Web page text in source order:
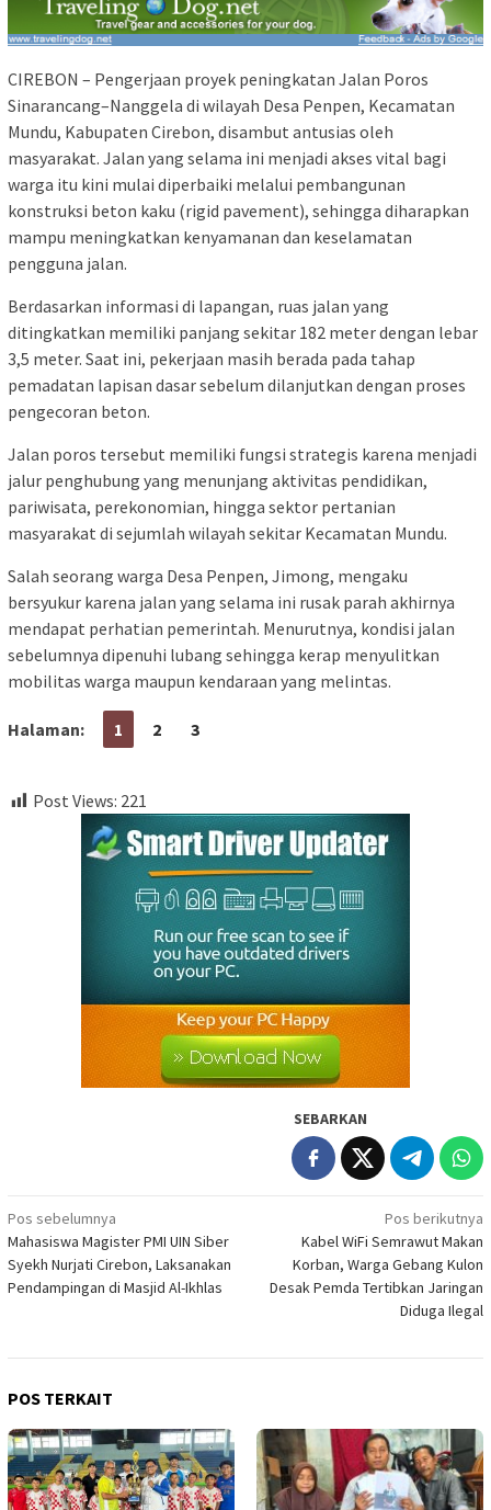
CIREBON – Pengerjaan proyek peningkatan Jalan Poros
Sinarancang–Nanggela di wilayah Desa Penpen, Kecamatan
Mundu, Kabupaten Cirebon, disambut antusias oleh
masyarakat. Jalan yang selama ini menjadi akses vital bagi
warga itu kini mulai diperbaiki melalui pembangunan
konstruksi beton kaku (rigid pavement), sehingga diharapkan
mampu meningkatkan kenyamanan dan keselamatan
pengguna jalan.
Berdasarkan informasi di lapangan, ruas jalan yang
ditingkatkan memiliki panjang sekitar 182 meter dengan lebar
3,5 meter. Saat ini, pekerjaan masih berada pada tahap
pemadatan lapisan dasar sebelum dilanjutkan dengan proses
pengecoran beton.
Jalan poros tersebut memiliki fungsi strategis karena menjadi
jalur penghubung yang menunjang aktivitas pendidikan,
pariwisata, perekonomian, hingga sektor pertanian
masyarakat di sejumlah wilayah sekitar Kecamatan Mundu.
Salah seorang warga Desa Penpen, Jimong, mengaku
bersyukur karena jalan yang selama ini rusak parah akhirnya
mendapat perhatian pemerintah. Menurutnya, kondisi jalan
sebelumnya dipenuhi lubang sehingga kerap menyulitkan
mobilitas warga maupun kendaraan yang melintas.
Halaman: 1 2 3
Post Views: 221
SEBARKAN
Navigasi
pos
Pos sebelumnya
Mahasiswa Magister PMI UIN Siber
Syekh Nurjati Cirebon, Laksanakan
Pendampingan di Masjid Al-Ikhlas
Pos berikutnya
Kabel WiFi Semrawut Makan
Korban, Warga Gebang Kulon
Desak Pemda Tertibkan Jaringan
Diduga Ilegal
POS TERKAIT